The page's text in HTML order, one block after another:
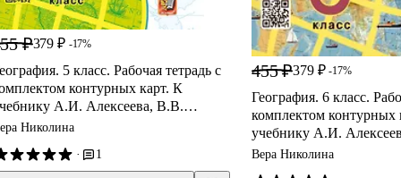
₽379 ₽ -17%
5 класс. Рабочая тетрадь с
контурных карт. К
А.И. Алексеева, В.В.
и др. "География. 5-6
Николина
·
1
455 ₽379 ₽ -17%
География. 6 класс.
комплектом контурных
учебнику А.И.
Николиной и др.
Вера Николина